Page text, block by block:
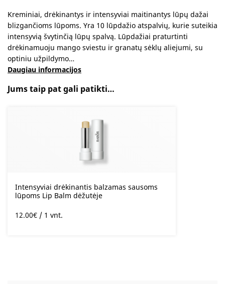
Kreminiai, drėkinantys ir intensyviai maitinantys lūpų dažai
blizgančioms lūpoms. Yra 10 lūpdažio atspalvių, kurie suteikia
intensyvią švytinčią lūpų spalvą. Lūpdažiai praturtinti
drėkinamuoju mango sviestu ir granatų sėklų aliejumi, su
optiniu užpildymo…
Daugiau informacijos
Jums taip pat gali patikti…
Intensyviai drėkinantis balzamas sausoms
lūpoms Lip Balm dėžutėje
12.00€/ 1 vnt.